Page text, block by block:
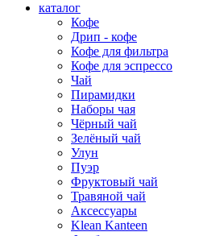
каталог
Кофе
Дрип - кофе
Кофе для фильтра
Кофе для эспрессо
Чай
Пирамидки
Наборы чая
Чёрный чай
Зелёный чай
Улун
Пуэр
Фруктовый чай
Травяной чай
Аксессуары
Klean Kanteen